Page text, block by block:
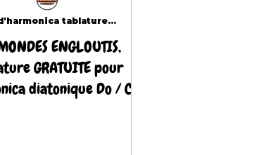
ENGLOUTIS,
GRATUITE pour
diatonique Do / C
Seb d'harmonica tablatures.com